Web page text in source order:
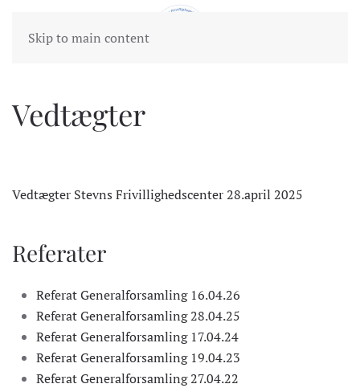
Skip to main content
Vedtægter
Vedtægter Stevns Frivillighedscenter 28.april 2025
Referater
Referat Generalforsamling 16.04.26
Referat Generalforsamling 28.04.25
Referat Generalforsamling 17.04.24
Referat Generalforsamling 19.04.23
Referat Generalforsamling 27.04.22